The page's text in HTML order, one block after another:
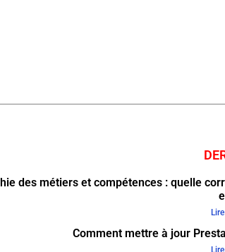
des métiers et compétences : quelle
Comment mettre à jour